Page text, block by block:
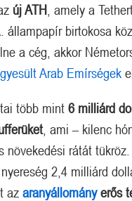
új ATH , amely a
állampapír birtokosa
a cég, akkor
Arab Emírségek
több mint 6 milliárd
, ami – kilenc
növekedési rátát
2,4 milliárd
az aranyállományerős